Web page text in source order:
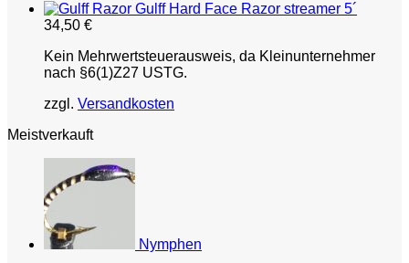
Gulff Hard Face Razor streamer 5´
34,50 €
Kein Mehrwertsteuerausweis, da Kleinunternehmer
nach §6(1)Z27 USTG.
zzgl. Versandkosten
Meistverkauft
Nymphen